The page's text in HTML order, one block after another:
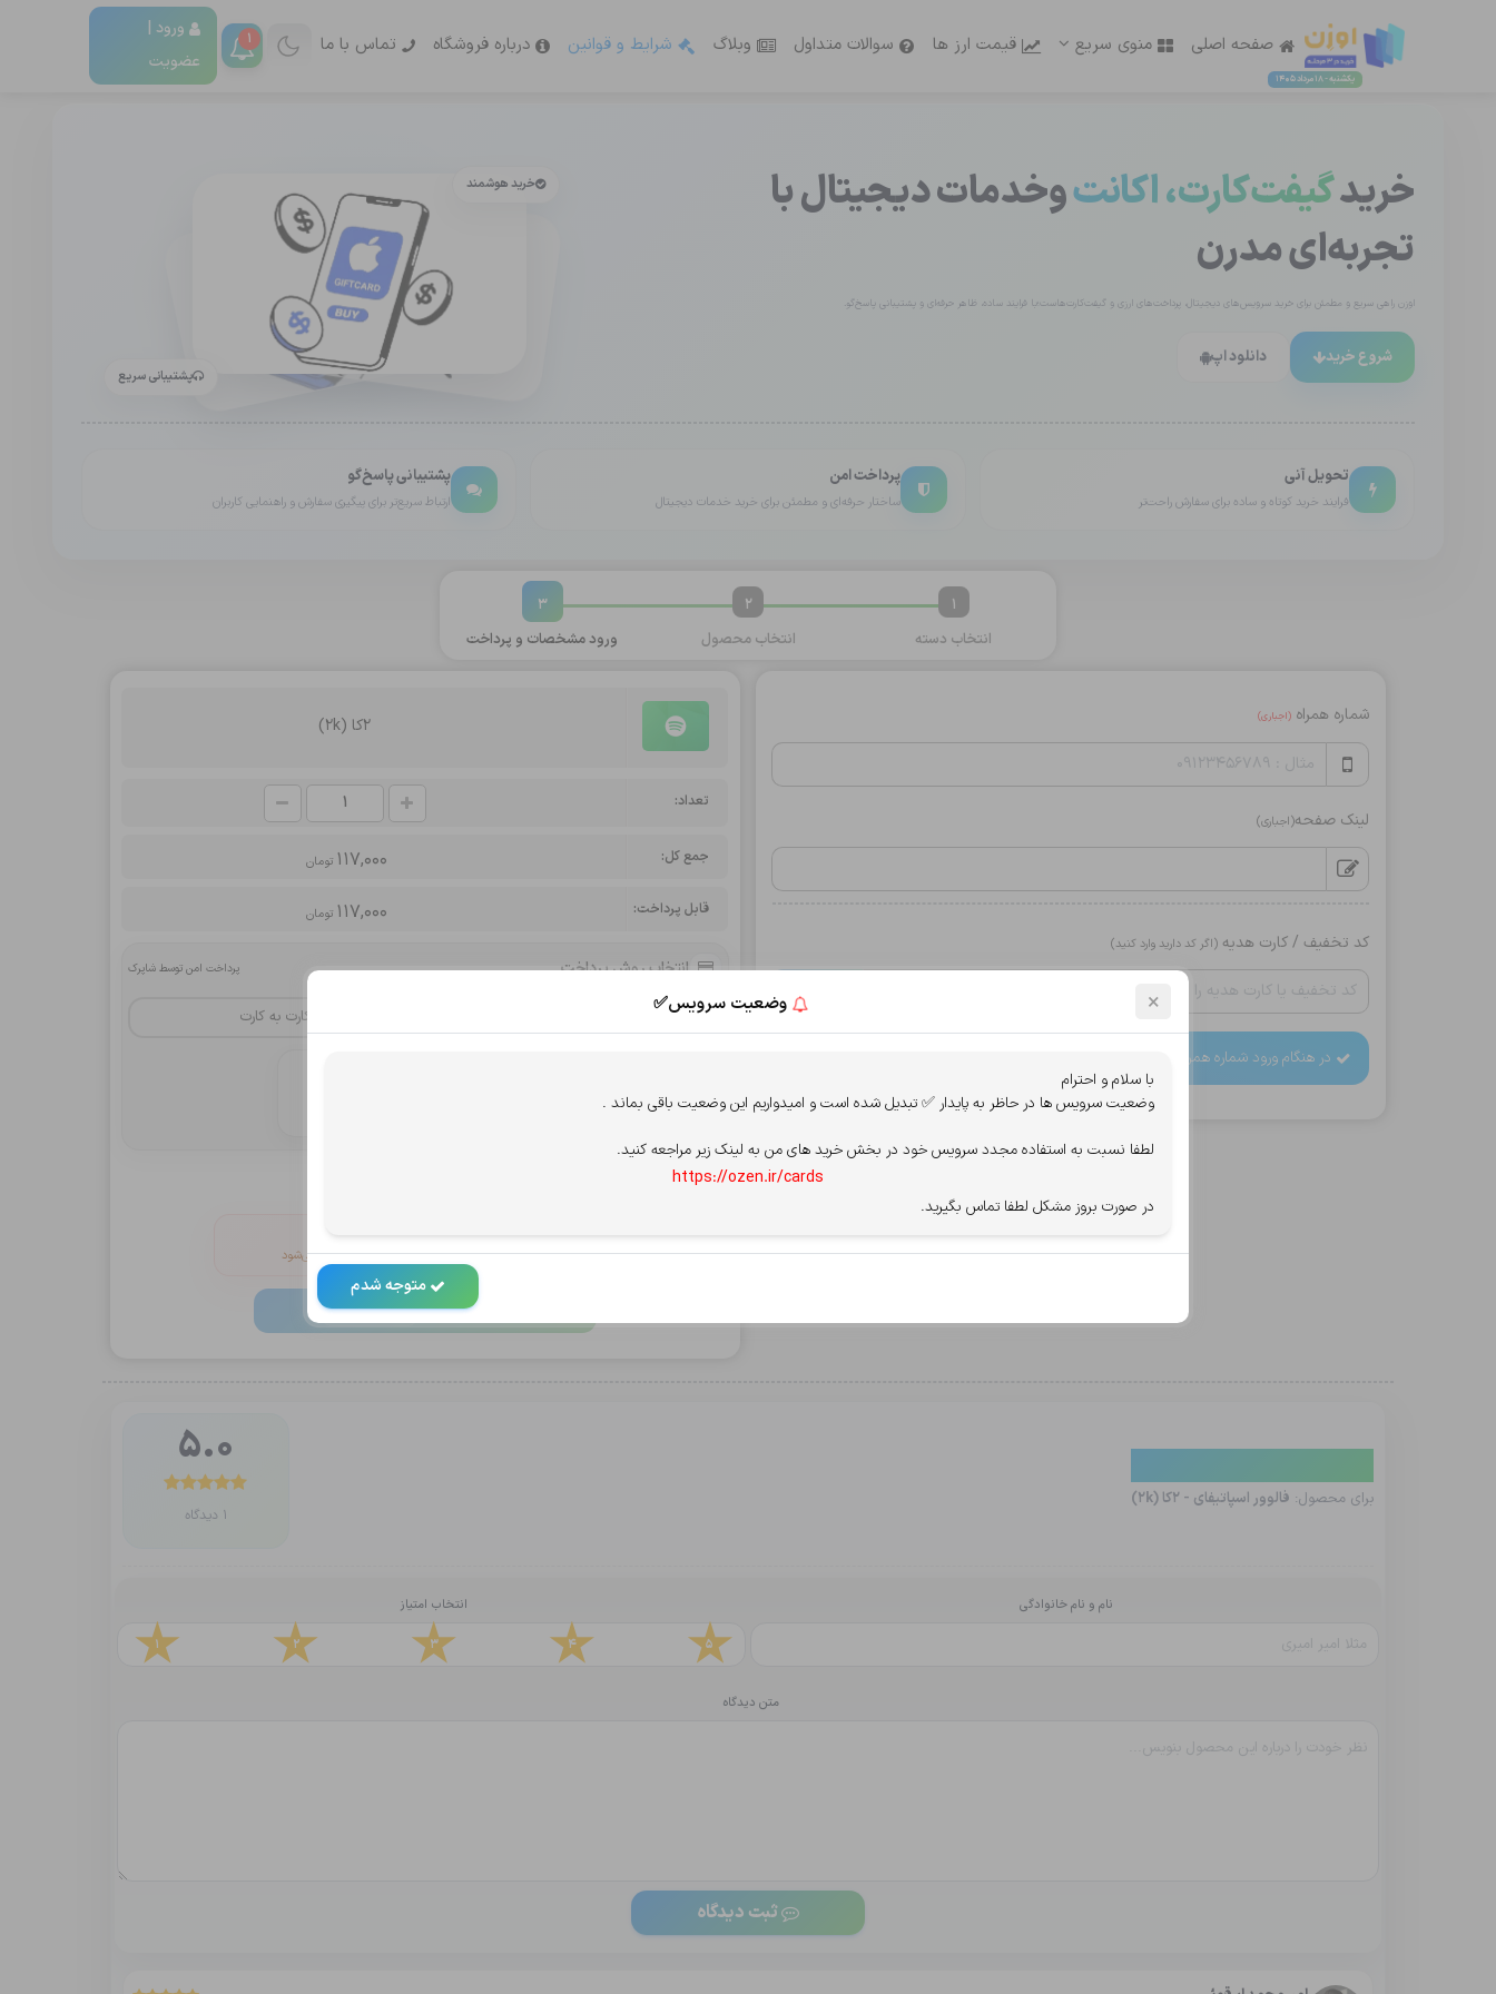
یکشنبه - 18 مرداد 1405
صفحه اصلی منوی سریع قیمت ارز ها سوالات متداول وبلاگ شرایط و قوانین درباره فروشگاه تماس با ما 1
ورود |
عضویت
خریدگیفت‌کارت، اکانتوخدمات دیجیتال با
تجربه‌ای مدرن
اوزن راهی سریع و مطمئن برای خرید سرویس‌های دیجیتال، پرداخت‌های ارزی و گیفت‌کارت‌هاست؛با فرایند ساده، ظاهر حرفه‌ای و پشتیبانی پاسخ‌گو.
شروع خرید دانلود اپ
خرید هوشمند
پشتیبانی سریع
تحویل آنی
فرایند خرید کوتاه و ساده برای سفارش راحت‌تر
پرداخت امن
ساختار حرفه‌ای و مطمئن برای خرید خدمات دیجیتال
پشتیبانی پاسخ‌گو
ارتباط سریع‌تر برای پیگیری سفارش و راهنمایی کاربران
1
انتخاب دسته
2
انتخابمحصول
3
ورود مشخصات و پرداخت
شماره همراه (اجباری)
لینک صفحه(اجباری)
کد تخفیف / کارت هدیه (اگر کد دارید وارد کنید)
در هنگام ورود شماره همراه دقت کنید، اطلاعات خرید به آن ارسال می شود.
2کا (2k)
تعداد:
جمع کل: 117,000 تومان
قابل پرداخت: 117,000 تومان
انتخاب روش پرداخت پرداخت امن توسط شاپرک
کارت به کارت
قوانین سایت را میپذیرم.
بعد از خاموش شدن، دکمه پرداخت به‌صورت خودکار فعال می‌شود
پرداخت و ثبت 117,000تومان
برای محصول: فالوور اسپاتیفای - 2کا (2k)
5.0
1 دیدگاه
نام و نام خانوادگی انتخاب امتیاز
1 2 3 4 5
متن دیدگاه
ثبت دیدگاه
× وضعیت سرویس✅
با سلام و احترام
وضعیت سرویس ها در حاظر به پایدار ✅ تبدیل شده است و امیدواریم این وضعیت باقی بماند .
لطفا نسبت به استفاده مجدد سرویس خود در بخش خرید های من به لینک زیر مراجعه کنید.
https://ozen.ir/cards
در صورت بروز مشکل لطفا تماس بگیرید.
متوجه شدم